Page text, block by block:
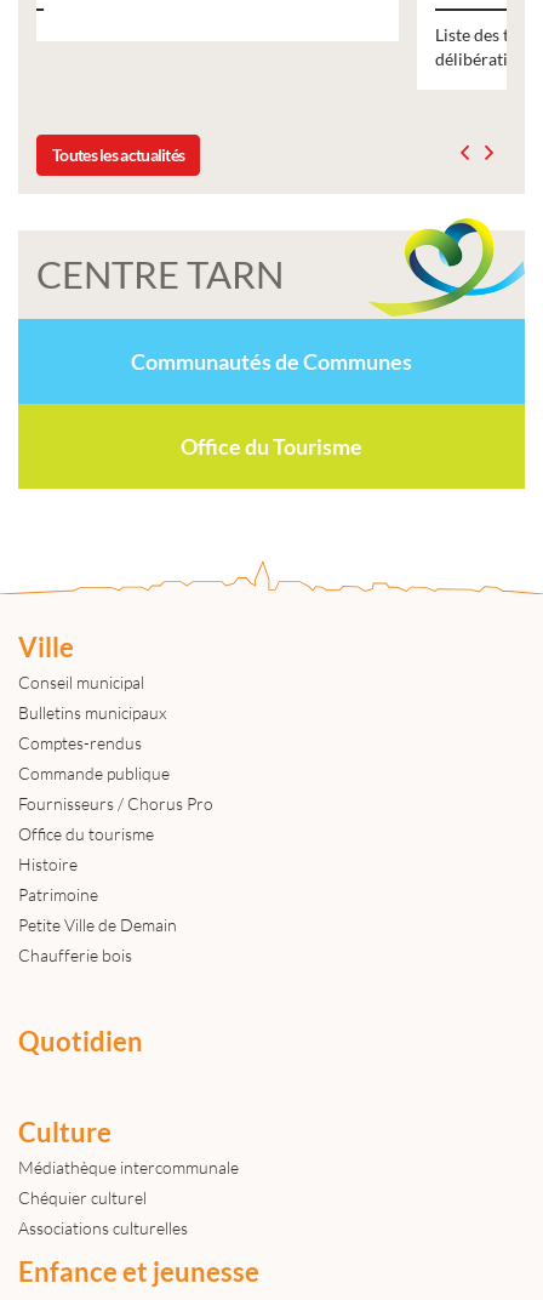
Liste des tarifs 2026 des services municipaux,
délibération du conseil municipal du 19 décembre 2025
Toutes les actualités
CENTRE TARN
Communautés de Communes
Office du Tourisme
Ville
Conseil municipal
Bulletins municipaux
Comptes-rendus
Commande publique
Fournisseurs / Chorus Pro
Office du tourisme
Histoire
Patrimoine
Petite Ville de Demain
Chaufferie bois
Quotidien
Culture
Médiathèque intercommunale
Chéquier culturel
Associations culturelles
Enfance et jeunesse